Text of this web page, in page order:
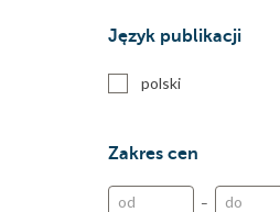
Język publikacji
polski
Zakres cen
–